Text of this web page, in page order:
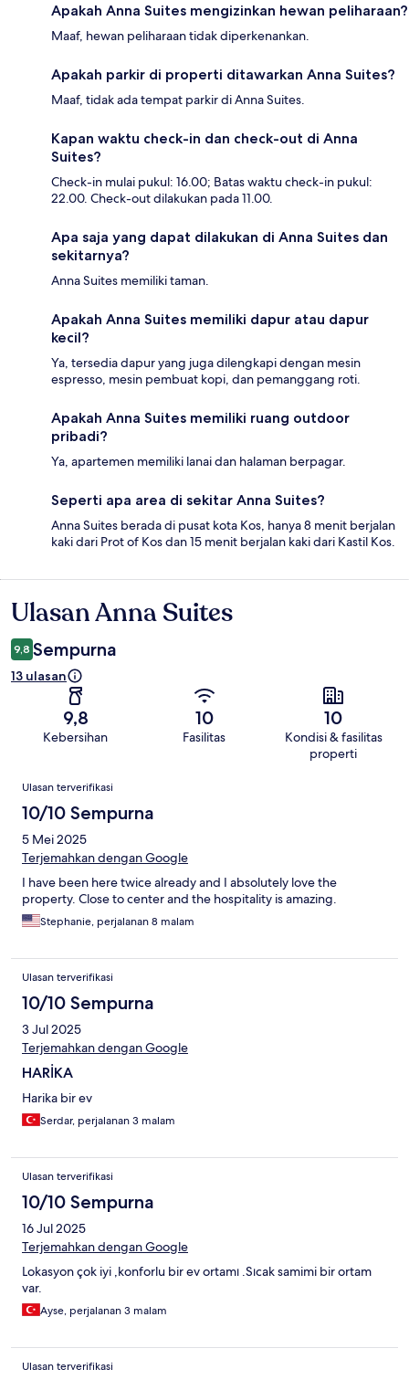
Apakah Anna Suites mengizinkan hewan peliharaan?
Maaf, hewan peliharaan tidak diperkenankan.
Apakah parkir di properti ditawarkan Anna Suites?
Maaf, tidak ada tempat parkir di Anna Suites.
Kapan waktu check-in dan check-out di Anna
Suites?
Check-in mulai pukul: 16.00; Batas waktu check-in pukul:
22.00. Check-out dilakukan pada 11.00.
Apa saja yang dapat dilakukan di Anna Suites dan
sekitarnya?
Anna Suites memiliki taman.
Apakah Anna Suites memiliki dapur atau dapur
kecil?
Ya, tersedia dapur yang juga dilengkapi dengan mesin
espresso, mesin pembuat kopi, dan pemanggang roti.
Apakah Anna Suites memiliki ruang outdoor
pribadi?
Ya, apartemen memiliki lanai dan halaman berpagar.
Seperti apa area di sekitar Anna Suites?
Anna Suites berada di pusat kota Kos, hanya 8 menit berjalan
kaki dari Prot of Kos dan 15 menit berjalan kaki dari Kastil Kos.
Ulasan
Ulasan Anna Suites
9,8 Sempurna
13 ulasan
9,8
Kebersihan
10
Fasilitas
10
Kondisi & fasilitas
properti
Ulasan
Ulasan terverifikasi
10/10 Sempurna
5 Mei 2025
Terjemahkan dengan Google
I have been here twice already and I absolutely love the
property. Close to center and the hospitality is amazing.
Stephanie, perjalanan 8 malam
Ulasan terverifikasi
10/10 Sempurna
3 Jul 2025
Terjemahkan dengan Google
HARİKA
Harika bir ev
Serdar, perjalanan 3 malam
Ulasan terverifikasi
10/10 Sempurna
16 Jul 2025
Terjemahkan dengan Google
Lokasyon çok iyi ,konforlu bir ev ortamı .Sıcak samimi bir ortam
var.
Ayse, perjalanan 3 malam
Ulasan terverifikasi